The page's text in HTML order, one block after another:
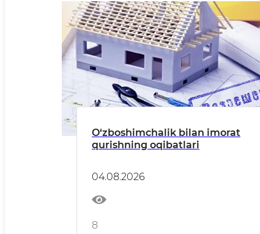
O‘zboshimchalik bilan imorat
qurishning oqibatlari
04.08.2026
8